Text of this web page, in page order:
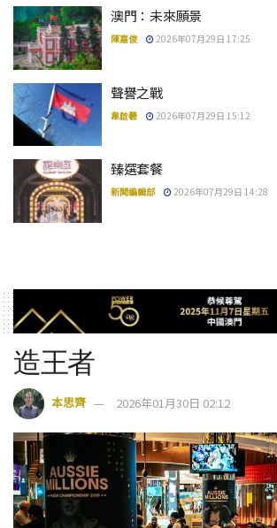
澳門：未來願景
陳嘉俊 2026年07月29日 17:25
聲譽之戰
韋啟羲 2026年07月29日 15:12
臻選套餐
新聞編輯部 2026年07月29日 14:28
造王者
本思齊 2026年01月30日 02:12